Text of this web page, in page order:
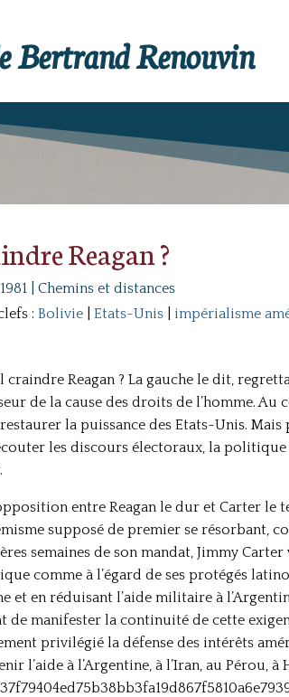
Bertrand Renouvin
Reagan ?
| Chemins et distances
: Bolivie| Etats-Unis| impérialisme
craindre Reagan ? La gauche le dit,
de la cause des droits de l’homme.
la puissance des Etats-Unis.
les discours électoraux, la politique
entre Reagan le dur et Carter le
supposé de premier se résorbant,
semaines de son mandat, Jimmy
comme à l’égard de ses protégés
et en réduisant l’aide militaire à
de manifester la continuité de cette
privilégié la défense des intérêts
l’aide à l’Argentine, à l’Iran, au Pérou,